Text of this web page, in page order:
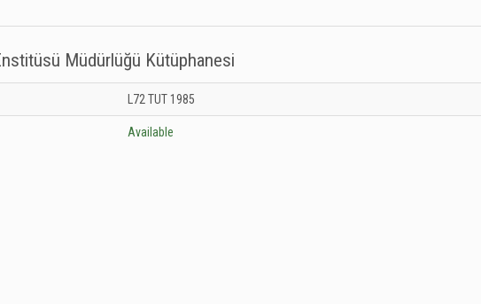
Müdürlüğü Kütüphanesi
Enstitüsü Müdürlüğü Kütüphanesi: Unknown
L72 TUT 1985
Available